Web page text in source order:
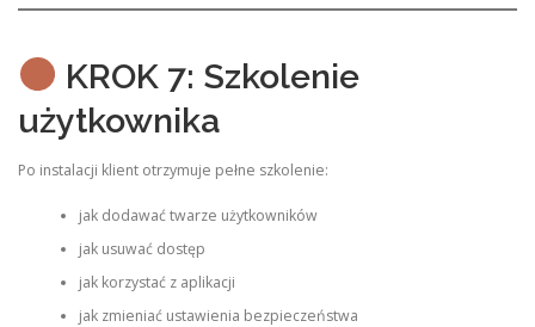
KROK 7: Szkolenie
użytkownika
Po instalacji klient otrzymuje pełne szkolenie:
jak dodawać twarze użytkowników
jak usuwać dostęp
jak korzystać z aplikacji
jak zmieniać ustawienia bezpieczeństwa